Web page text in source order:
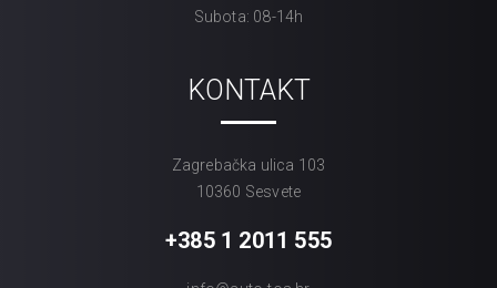
Subota: 08-14h
KONTAKT
Zagrebačka ulica 103
10360 Sesvete
+385 1 2011 555